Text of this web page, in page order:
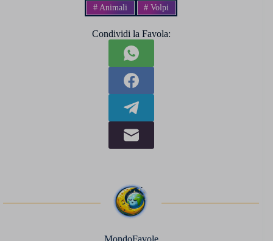
#Animali # Volpi
Condividi la Favola: